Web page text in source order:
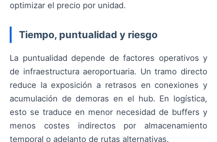
optimizar el precio por unidad.
Tiempo, puntualidad y riesgo
La puntualidad depende de factores operativos y
de infraestructura aeroportuaria. Un tramo directo
reduce la exposición a retrasos en conexiones y
acumulación de demoras en el hub. En logística,
esto se traduce en menor necesidad de buffers y
menos costes indirectos por almacenamiento
temporal o adelanto de rutas alternativas.